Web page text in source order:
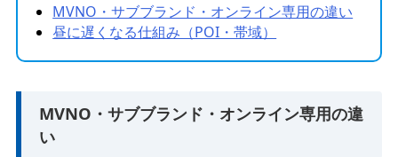
MVNO・サブブランド・オンライン専用の違い
昼に遅くなる仕組み（POI・帯域）
MVNO・サブブランド・オンライン専用の違
い